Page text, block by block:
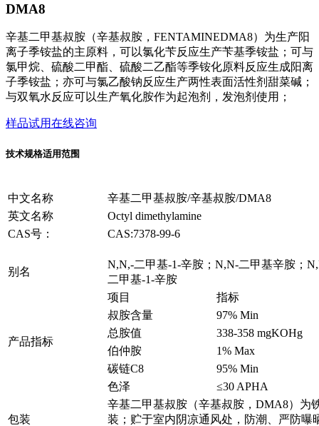
DMA8
辛基二甲基叔胺（辛基叔胺，FENTAMINEDMA8）为生产阳
离子季铵盐的主原料，可以氯化苄反应生产苄基季铵盐；可与
氯甲烷、硫酸二甲酯、硫酸二乙酯等季铵化原料反应生成阳离
子季铵盐；亦可与氯乙酸钠反应生产两性表面活性剂甜菜碱；
与双氧水反应可以生产氧化胺作为起泡剂，发泡剂使用；
样品试用在线咨询
技术规格适用范围
中文名称
辛基二甲基叔胺/辛基叔胺/DMA8
英文名称
Octyl dimethylamine
CAS号：
CAS:7378-99-6
别名
N,N,-二甲基-1-辛胺；N,N-二甲基辛胺；
二甲基-1-辛胺
产品指标
项目
指标
叔胺含量
97% Min
总胺值
338-358 mgKOHg
伯仲胺
1% Max
碳链C8
95% Min
色泽
≤30 APHA
包装
辛基二甲基叔胺（辛基叔胺，DMA8）为
装；贮于室内阴凉通风处，防潮、严防曝